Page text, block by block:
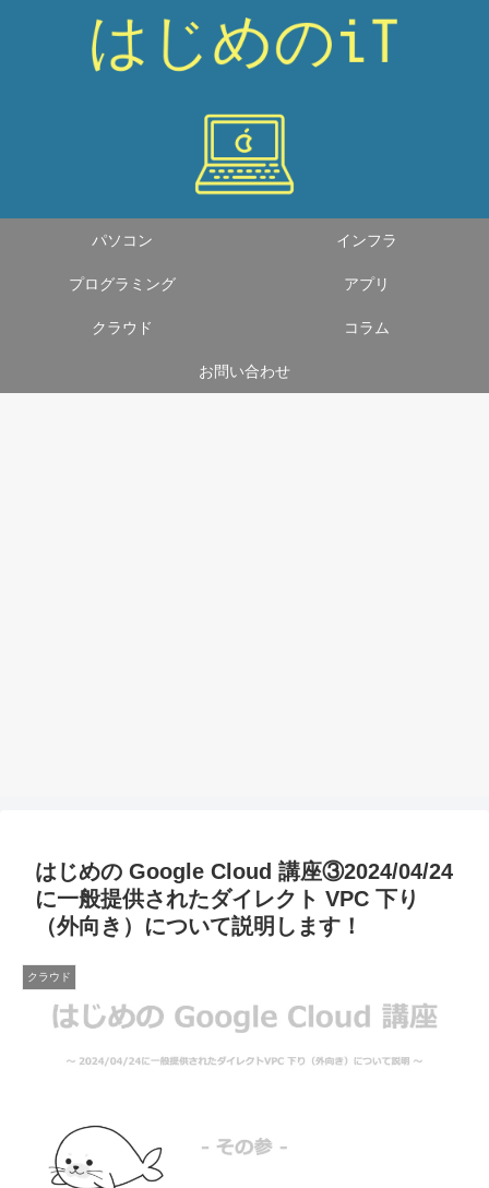
パソコン インフラ
プログラミング アプリ
クラウド コラム
お問い合わせ
はじめの Google Cloud 講座③2024/04/24
に一般提供されたダイレクト VPC 下り
（外向き）について説明します！
クラウド